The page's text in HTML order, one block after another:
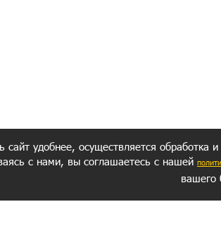
сайт удобнее, осуществляется обработка
с нами, вы соглашаетесь с нашей
вашего